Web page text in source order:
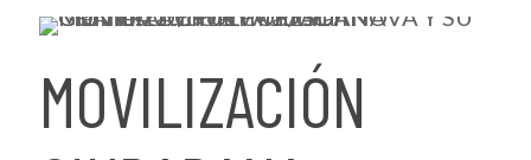
MOVILIZACIÓN